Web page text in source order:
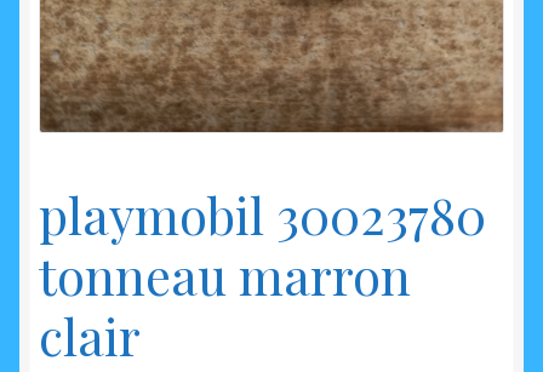
playmobil 30023780
tonneau marron
clair